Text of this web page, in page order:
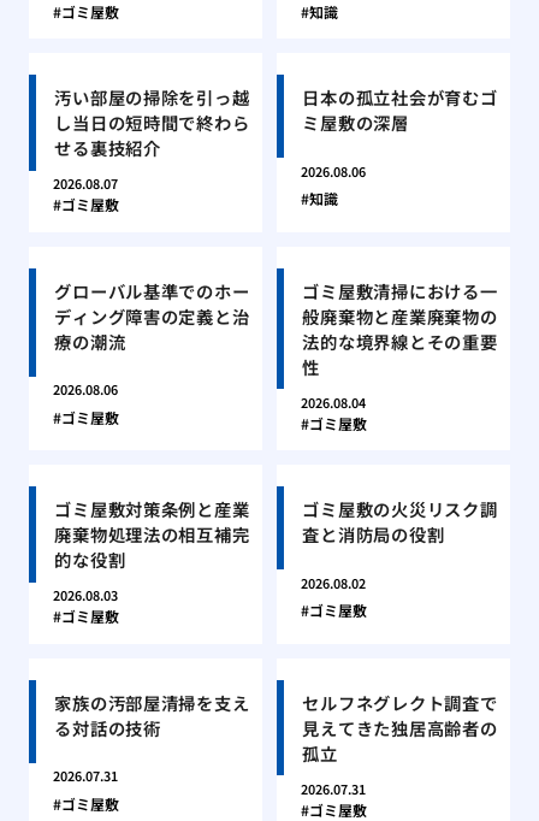
ゴミ屋敷 知識
汚い部屋の掃除を引っ越
し当日の短時間で終わら
せる裏技紹介
2026.08.07
ゴミ屋敷
日本の孤立社会が育むゴ
ミ屋敷の深層
2026.08.06
知識
グローバル基準でのホー
ディング障害の定義と治
療の潮流
2026.08.06
ゴミ屋敷
ゴミ屋敷清掃における一
般廃棄物と産業廃棄物の
法的な境界線とその重要
性
2026.08.04
ゴミ屋敷
ゴミ屋敷対策条例と産業
廃棄物処理法の相互補完
的な役割
2026.08.03
ゴミ屋敷
ゴミ屋敷の火災リスク調
査と消防局の役割
2026.08.02
ゴミ屋敷
家族の汚部屋清掃を支え
る対話の技術
2026.07.31
ゴミ屋敷
セルフネグレクト調査で
見えてきた独居高齢者の
孤立
2026.07.31
ゴミ屋敷